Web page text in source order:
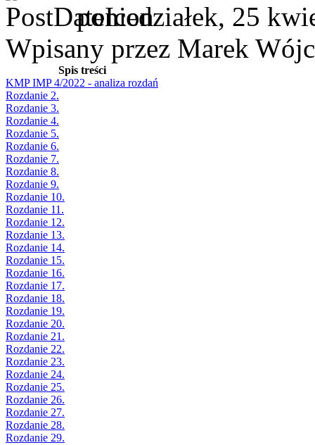
poniedziałek, 25
Wpisany przez Marek
Spis treści
KMP IMP 4/2022 - analiza rozdań
Rozdanie 2.
Rozdanie 3.
Rozdanie 4.
Rozdanie 5.
Rozdanie 6.
Rozdanie 7.
Rozdanie 8.
Rozdanie 9.
Rozdanie 10.
Rozdanie 11.
Rozdanie 12.
Rozdanie 13.
Rozdanie 14.
Rozdanie 15.
Rozdanie 16.
Rozdanie 17.
Rozdanie 18.
Rozdanie 19.
Rozdanie 20.
Rozdanie 21.
Rozdanie 22.
Rozdanie 23.
Rozdanie 24.
Rozdanie 25.
Rozdanie 26.
Rozdanie 27.
Rozdanie 28.
Rozdanie 29.